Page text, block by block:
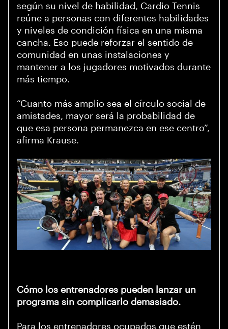
según su nivel de habilidad, Cardio Tennis
reúne a personas con diferentes habilidades
y niveles de condición física en una misma
cancha. Eso puede reforzar el sentido de
comunidad en unas instalaciones y
mantener a los jugadores motivados durante
más tiempo.
“Cuanto más amplio sea el círculo social de
amistades, mayor será la probabilidad de
que esa persona permanezca en ese centro”,
afirma Krause.
Cómo los entrenadores pueden lanzar un
programa sin complicarlo demasiado.
Para los entrenadores ocupados que estén